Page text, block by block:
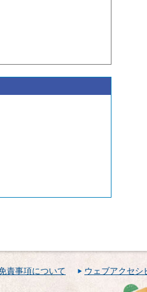
責事項について ウェブアクセシ